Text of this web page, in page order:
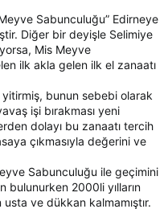
Sabunculuğu” Edirneye
Diğer bir deyişle Selimiye
Mis Meyve
ilk akla gelen ilk el zanaatı
bunun sebebi olarak
işi bırakması yeni
dolayı bu zanaatı tercih
çıkmasıyla değerini ve
Sabunculuğu ile geçimini
bulunurken 2000li yılların
ve dükkan kalmamıştır.